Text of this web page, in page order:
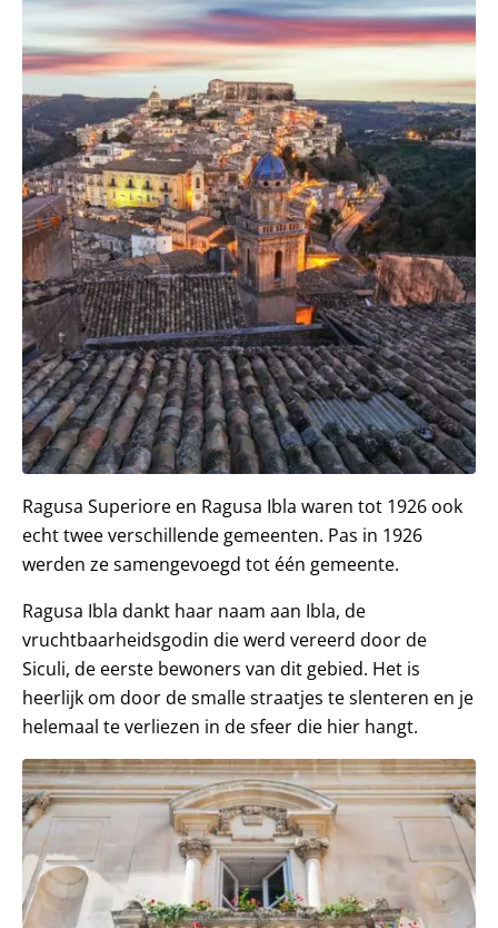
Ragusa Superiore en Ragusa Ibla waren tot 1926 ook
echt twee verschillende gemeenten. Pas in 1926
werden ze samengevoegd tot één gemeente.
Ragusa Ibla dankt haar naam aan Ibla, de
vruchtbaarheidsgodin die werd vereerd door de
Siculi, de eerste bewoners van dit gebied. Het is
heerlijk om door de smalle straatjes te slenteren en je
helemaal te verliezen in de sfeer die hier hangt.